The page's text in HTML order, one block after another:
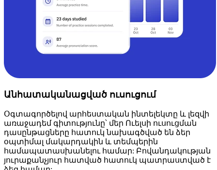
Անհատականացված ուսուցում
Օգտագործելով արհեստական ​​ինտելեկտը և լեզվի
առաջադեմ գիտությունը՝ մեր Ուելսի ուսուցման
դասընթացները հատուկ նախագծված են ձեր
օպտիմալ մակարդակին և տեմպերին
համապատասխանելու համար: Բովանդակության
յուրաքանչյուր հատված հատուկ պատրաստված է